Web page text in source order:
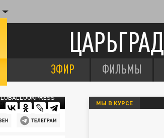
ЦАРЬГРАД
ЭФИР ФИЛЬМЫ
МЫ В КУРСЕ